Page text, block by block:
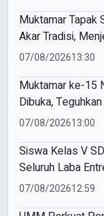
Muktamar Tapak
Akar Tradisi,
Mendunia
07/08/202613:30
Muktamar ke-15
Dibuka,
Muda Berkemajuan
07/08/202613:00
Siswa Kelas V
Seluruh Laba
Didonasikan
07/08/202612:59